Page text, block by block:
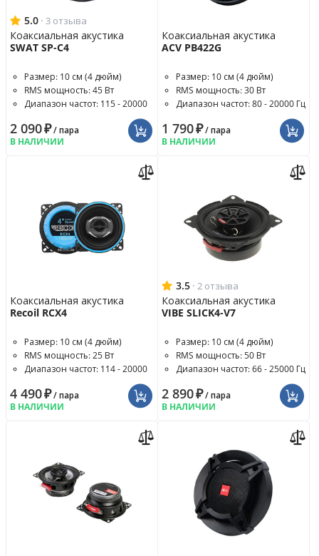
5.0 · 3 отзыва
Коаксиальная акустика
SWAT SP-C4
Размер: 10 см (4 дюйм)
RMS мощность: 45 Вт
Диапазон частот: 115 - 20000
2 090₽/ пара
В НАЛИЧИИ
Коаксиальная акустика
ACV PB422G
Размер: 10 см (4 дюйм)
RMS мощность: 30 Вт
Диапазон частот: 80 - 20000 Гц
1 790₽/ пара
В НАЛИЧИИ
Коаксиальная акустика
Recoil RCX4
Размер: 10 см (4 дюйм)
RMS мощность: 25 Вт
Диапазон частот: 114 - 20000
4 490₽/ пара
В НАЛИЧИИ
3.5 · 2 отзыва
Коаксиальная акустика
VIBE SLICK4-V7
Размер: 10 см (4 дюйм)
RMS мощность: 50 Вт
Диапазон частот: 66 - 25000 Гц
2 890₽/ пара
В НАЛИЧИИ